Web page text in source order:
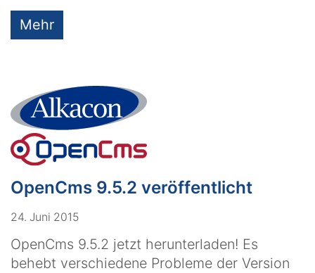
Mehr
OpenCms 9.5.2 veröffentlicht
24. Juni 2015
OpenCms 9.5.2 jetzt herunterladen! Es
behebt verschiedene Probleme der Version